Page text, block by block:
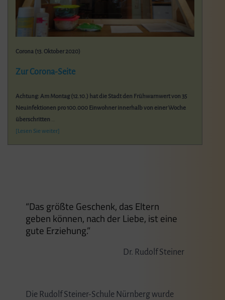
Corona (13. Oktober 2020)
Zur Corona-Seite
Achtung: Am Montag (12.10.) hat die Stadt den Frühwarnwert von 35
Neuinfektionen pro 100.000 Einwohner innerhalb von einer Woche
überschritten …
[Lesen Sie weiter]
“Das größte Geschenk, das Eltern
geben können, nach der Liebe, ist eine
gute Erziehung.”
Dr. Rudolf Steiner
Die Rudolf Steiner-Schule Nürnberg wurde